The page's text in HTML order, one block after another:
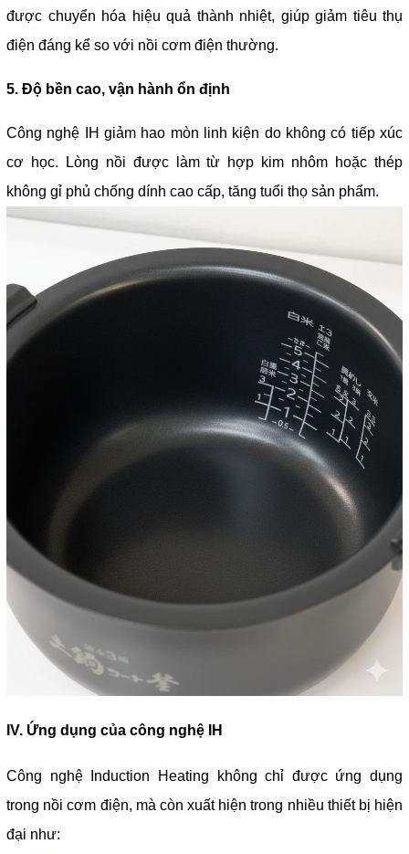
được chuyển hóa hiệu quả thành nhiệt, giúp giảm tiêu thụ
điện đáng kể so với nồi cơm điện thường.
5. Độ bền cao, vận hành ổn định
Công nghệ IH giảm hao mòn linh kiện do không có tiếp xúc
cơ học. Lòng nồi được làm từ hợp kim nhôm hoặc thép
không gỉ phủ chống dính cao cấp, tăng tuổi thọ sản phẩm.
IV. Ứng dụng của công nghệ IH
Công nghệ Induction Heating không chỉ được ứng dụng
trong nồi cơm điện, mà còn xuất hiện trong nhiều thiết bị hiện
đại như: